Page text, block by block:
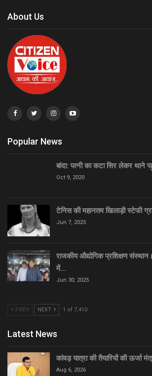
About Us
Popular News
बांदा: पत्नी का कटा सिर लेकर थाने
Oct 9, 2020
टेनिस की महानतम खिलाड़ी स्टेफी
Jun 7, 2025
राजकीय औद्योगिक प्रशिक्षण
में…
Jun 30, 2025
PREV NEXT 1 of 7,410
Latest News
कांवड़ यात्रा की तैयारियों की ऊर्जा
Aug 6, 2026